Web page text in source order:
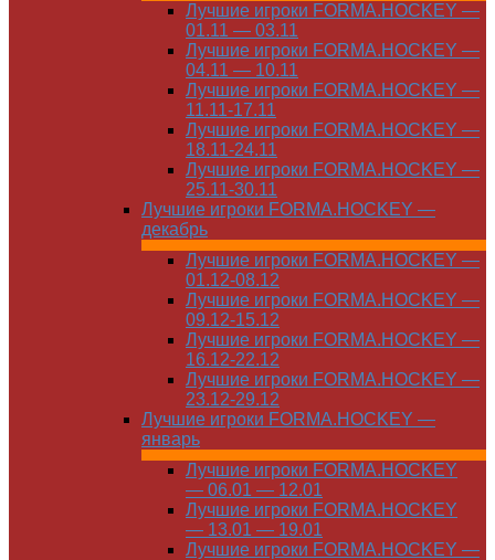
Лучшие игроки FORMA.HOCKEY —
01.11 — 03.11
Лучшие игроки FORMA.HOCKEY —
04.11 — 10.11
Лучшие игроки FORMA.HOCKEY —
11.11-17.11
Лучшие игроки FORMA.HOCKEY —
18.11-24.11
Лучшие игроки FORMA.HOCKEY —
25.11-30.11
Лучшие игроки FORMA.HOCKEY —
декабрь
Лучшие игроки FORMA.HOCKEY —
01.12-08.12
Лучшие игроки FORMA.HOCKEY —
09.12-15.12
Лучшие игроки FORMA.HOCKEY —
16.12-22.12
Лучшие игроки FORMA.HOCKEY —
23.12-29.12
Лучшие игроки FORMA.HOCKEY —
январь
Лучшие игроки FORMA.HOCKEY
— 06.01 — 12.01
Лучшие игроки FORMA.HOCKEY
— 13.01 — 19.01
Лучшие игроки FORMA.HOCKEY —